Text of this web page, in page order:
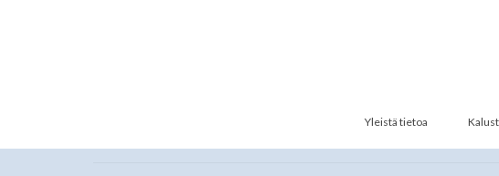
Yleistä tietoa